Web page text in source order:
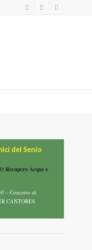
del Senio
Recupero Acque e
– Concerto di
CANTORES